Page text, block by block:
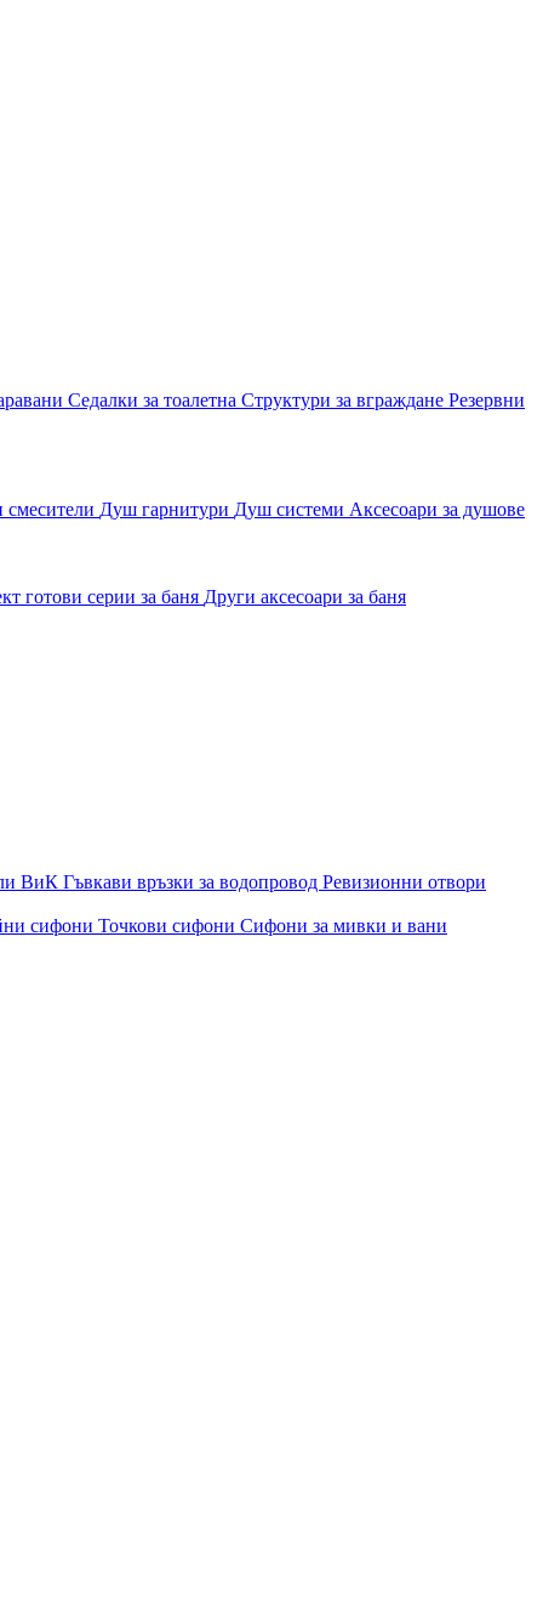
Седалки за тоалетна Структури за вграждане Резервни
смесители Душ гарнитури Душ системи Аксесоари за душове
готови серии за баня Други аксесоари за баня
ВиК Гъвкави връзки за водопровод Ревизионни отвори
сифони Точкови сифони Сифони за мивки и вани